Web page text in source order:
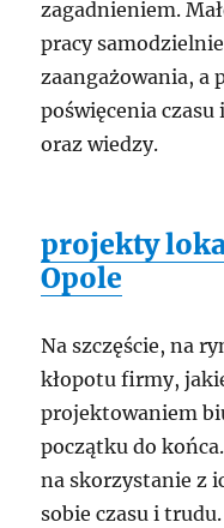
zagadnieniem.
pracy
zaangażowania, a
poświęcenia
oraz wiedzy.
projekty
Opole
Na szczęście, na
kłopotu firmy,
projektowaniem
początku do
na skorzystanie z
sobie czasu i trudu.